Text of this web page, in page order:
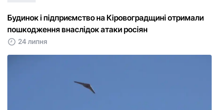
Будинок і підприємство на Кіровоградщині отримали
пошкодження внаслідок атаки росіян
24 липня